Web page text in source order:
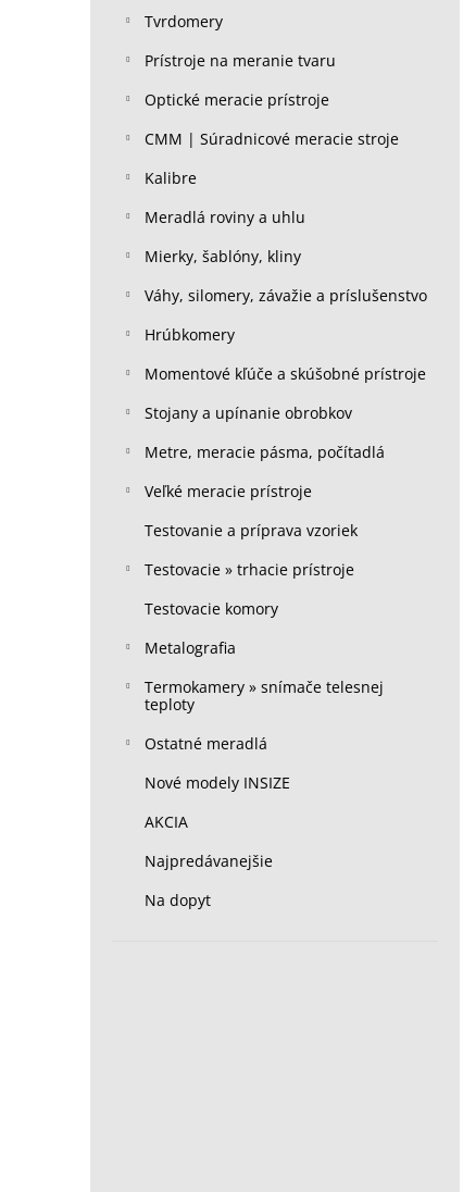
Tvrdomery
Prístroje na meranie tvaru
Optické meracie prístroje
CMM | Súradnicové meracie stroje
Kalibre
Meradlá roviny a uhlu
Mierky, šablóny, kliny
Váhy, silomery, závažie a príslušenstvo
Hrúbkomery
Momentové kľúče a skúšobné prístroje
Stojany a upínanie obrobkov
Metre, meracie pásma, počítadlá
Veľké meracie prístroje
Testovanie a príprava vzoriek
Testovacie » trhacie prístroje
Testovacie komory
Metalografia
Termokamery » snímače telesnej
teploty
Ostatné meradlá
Nové modely INSIZE
AKCIA
Najpredávanejšie
Na dopyt